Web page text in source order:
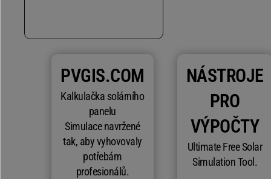
PVGIS.COM
Kalkulačka solárního
panelu
Simulace navržené
tak, aby vyhovovaly
potřebám
profesionálů.
NÁSTROJE
PRO
VÝPOČTY
Ultimate Free Solar
Simulation Tool.